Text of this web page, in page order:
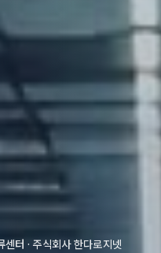
터 · 주식회사 한다로지넷